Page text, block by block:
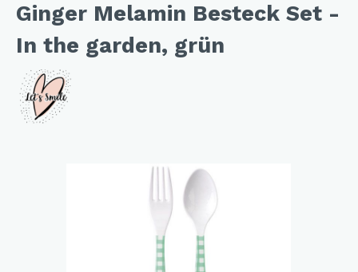
Ginger Melamin Besteck Set -
In the garden, grün